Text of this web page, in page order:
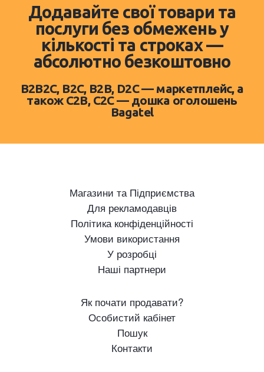
Додавайте свої товари та
послуги без обмежень у
кількості та строках —
абсолютно безкоштовно
B2B2C, B2C, B2B, D2C — маркетплейс, а
також C2B, C2C — дошка оголошень
Bagatel
Магазини та Підприємства
Для рекламодавців
Політика конфіденційності
Умови використання
У розробці
Наші партнери
Як почати продавати?
Особистий кабінет
Пошук
Контакти